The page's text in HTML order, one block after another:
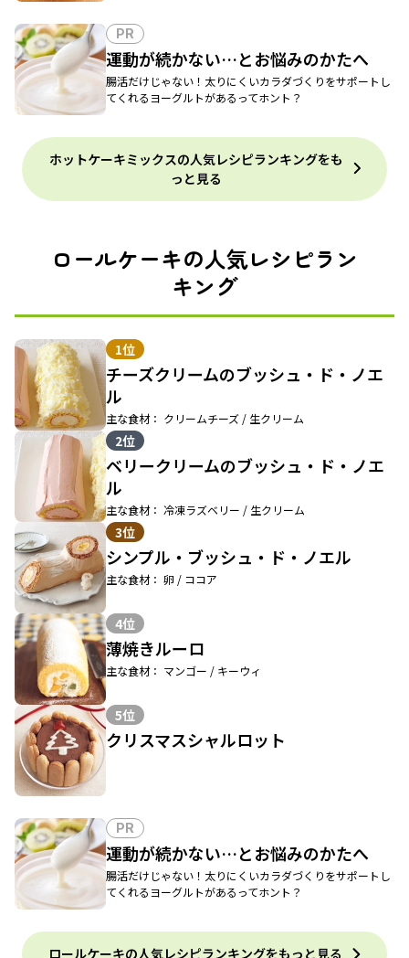
PR
運動が続かない…とお悩みのかたへ
腸活だけじゃない！太りにくいカラダづくりをサポートし
てくれるヨーグルトがあるってホント？
ホットケーキミックスの人気レシピランキングをも
っと見る
ロールケーキの人気レシピラン
キング
1位
チーズクリームのブッシュ・ド・ノエ
ル
主な食材： クリームチーズ / 生クリーム
2位
ベリークリームのブッシュ・ド・ノエ
ル
主な食材： 冷凍ラズベリー / 生クリーム
3位
シンプル・ブッシュ・ド・ノエル
主な食材： 卵 / ココア
4位
薄焼きルーロ
主な食材： マンゴー / キーウィ
5位
クリスマスシャルロット
PR
運動が続かない…とお悩みのかたへ
腸活だけじゃない！太りにくいカラダづくりをサポートし
てくれるヨーグルトがあるってホント？
ロールケーキの人気レシピランキングをもっと見る